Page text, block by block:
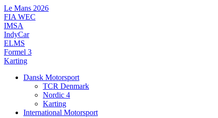
Videre
til
indhold
Le Mans 2026
FIA WEC
IMSA
IndyCar
ELMS
Formel 3
Karting
Dansk Motorsport
TCR Denmark
Nordic 4
Karting
International Motorsport